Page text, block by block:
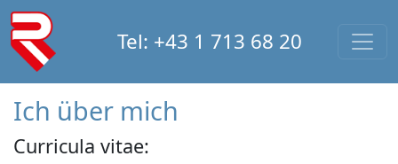
Tel: +43 1 713 68 20
Ich über mich
Curricula vitae: